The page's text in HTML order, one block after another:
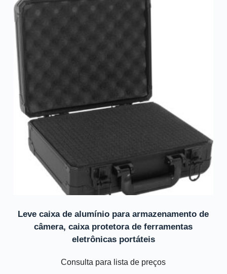
Leve caixa de alumínio para armazenamento de
câmera, caixa protetora de ferramentas
eletrônicas portáteis
Consulta para lista de preços